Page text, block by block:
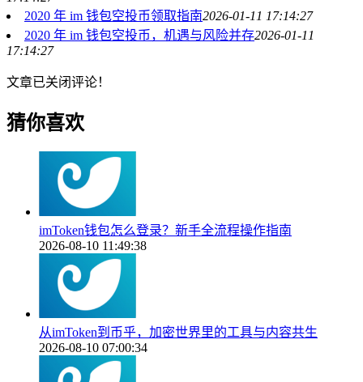
2020 年 im 钱包空投币领取指南2026-01-11 17:14:27
2020 年 im 钱包空投币，机遇与风险并存2026-01-11
17:14:27
文章已关闭评论！
猜你喜欢
imToken钱包怎么登录？新手全流程操作指南
2026-08-10 11:49:38
从imToken到币乎，加密世界里的工具与内容共生
2026-08-10 07:00:34